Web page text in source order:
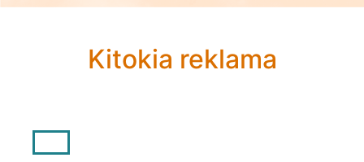
Kitokia reklama